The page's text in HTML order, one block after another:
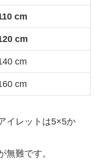
cm
cm
cm
cm
イレットは5×5か
無難です。